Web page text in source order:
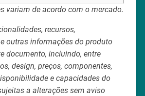
variam de acordo com o mercado.
recursos,
outras informações do produto
documento, incluindo, entre
design, preços, componentes,
e capacidades do
a alterações sem aviso